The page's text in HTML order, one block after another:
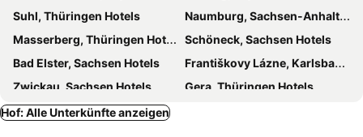
Deutsches Haus
Zeitler
Rüdiger
Gutshof Culmitzhammer
Seehotel Hintere Höhe
Hotel Birken
Suhl, Thüringen Hotels
Naumburg, Sachsen-Anhalt Hotels
Masserberg, Thüringen Hotels
Schöneck, Sachsen Hotels
Bad Elster, Sachsen Hotels
Františkovy Lázne, Karlsbad Hotels
Zwickau, Sachsen Hotels
Gera, Thüringen Hotels
Plauen, Sachsen Hotels
Hof: Alle Unterkünfte anzeigen